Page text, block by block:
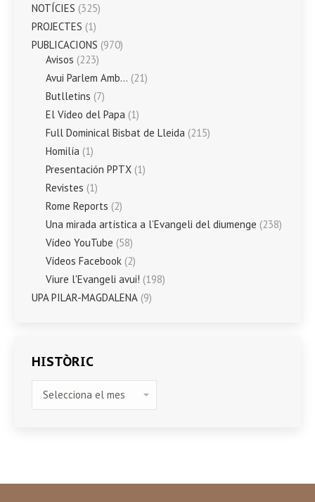
NOTÍCIES (325)
PROJECTES (1)
PUBLICACIONS (970)
Avisos (223)
Avui Parlem Amb… (21)
Butlletins (7)
El Vídeo del Papa (1)
Full Dominical Bisbat de Lleida (215)
Homilía (1)
Presentación PPTX (1)
Revistes (1)
Rome Reports (2)
Una mirada artística a l’Evangeli del diumenge (238)
Vídeo YouTube (58)
Vídeos Facebook (2)
Viure l'Evangeli avui! (198)
UPA PILAR-MAGDALENA (9)
HISTÒRIC